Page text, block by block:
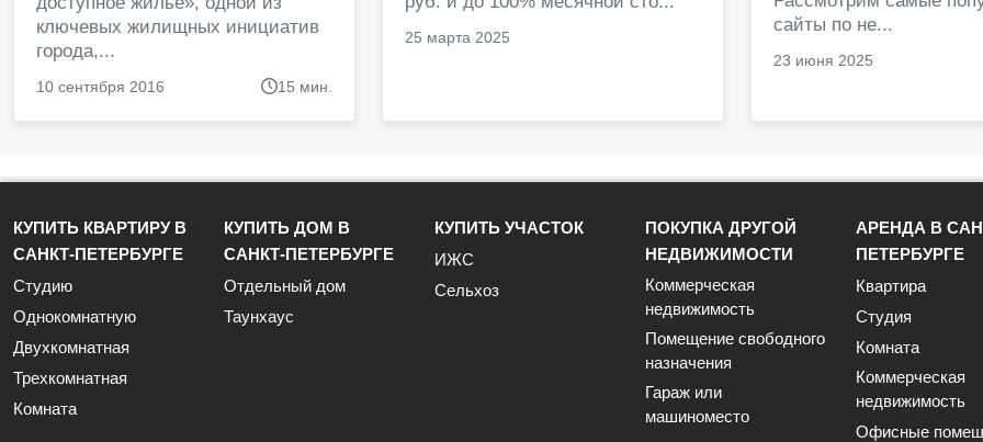
ключевых жилищных инициатив
города,...
10 сентября 2016 15 мин.
25 марта 2025
сайты по не...
23 июня 2025
КУПИТЬ КВАРТИРУ В
САНКТ-ПЕТЕРБУРГЕ
Студию
Однокомнатную
Двухкомнатная
Трехкомнатная
Комната
КУПИТЬ ДОМ В
САНКТ-ПЕТЕРБУРГЕ
Отдельный дом
Таунхаус
КУПИТЬ УЧАСТОК
ИЖС
Сельхоз
ПОКУПКА ДРУГОЙ
НЕДВИЖИМОСТИ
Коммерческая
недвижимость
Помещение свободного
назначения
Гараж или
машиноместо
АРЕНДА В
ПЕТЕРБУРГЕ
Квартира
Студия
Комната
Коммерческая
недвижимость
Офисные